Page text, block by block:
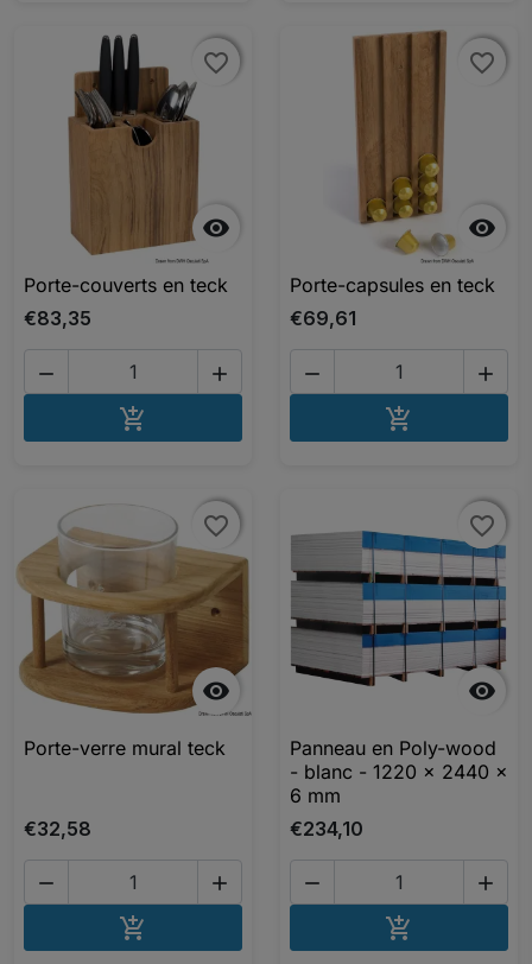

favorite_border
favorite_border
Porte-couverts en teck
€83,35
 


favorite_border
favorite_border
Porte-capsules en teck
€69,61
 


favorite_border
favorite_border
Porte-verre mural teck
€32,58
 


favorite_border
favorite_border
Panneau en Poly-wood
- blanc - 1220 x 2440 x
6 mm
€234,10
 
